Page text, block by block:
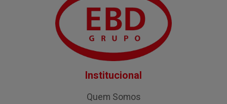
Institucional
Quem Somos